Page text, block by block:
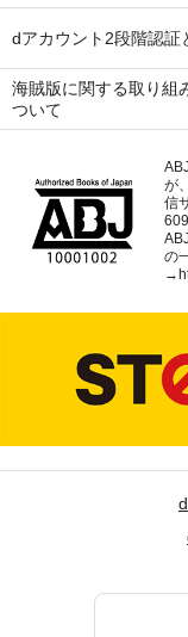
dアカウント2段階認証
海賊版に関する取り組
ついて
が
信
の
→